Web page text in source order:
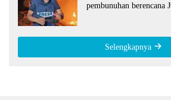
pembunuhan berencana
Selengkapnya